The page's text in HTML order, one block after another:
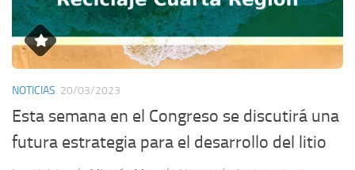
NOTICIAS 20/03/2023
Esta semana en el Congreso se discutirá una
futura estrategia para el desarrollo del litio